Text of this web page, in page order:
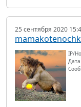
25 сентября 2020
IP/